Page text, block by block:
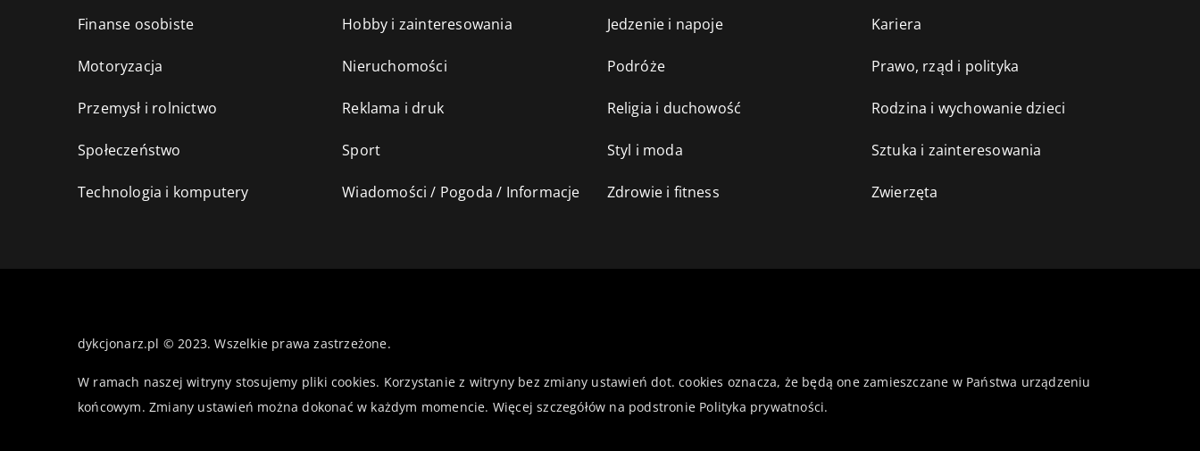
Finanse osobiste Hobby i zainteresowania Jedzenie i napoje Kariera
Motoryzacja Nieruchomości Podróże Prawo, rząd i polityka
Przemysł i rolnictwo Reklama i druk Religia i duchowość Rodzina i wychowanie dzieci
Społeczeństwo Sport Styl i moda Sztuka i zainteresowania
Technologia i komputery Wiadomości / Pogoda / Informacje Zdrowie i fitness Zwierzęta
dykcjonarz.pl © 2023. Wszelkie prawa zastrzeżone.
W ramach naszej witryny stosujemy pliki cookies. Korzystanie z witryny bez zmiany ustawień dot. cookies oznacza, że będą one zamieszczane w Państwa urządzeniu
końcowym. Zmiany ustawień można dokonać w każdym momencie. Więcej szczegółów na podstronie Polityka prywatności.